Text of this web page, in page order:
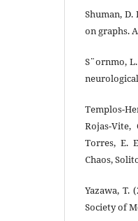
Shuman, D.
on graphs.
S¨ornmo,
Templos-
Rojas-Vite,
Torres, E.
Chaos,
Yazawa, T.
Society of